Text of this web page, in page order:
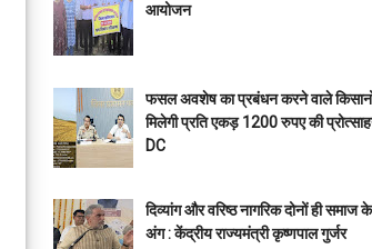
आयोजन
फसल अवशेष का प्रबंधन करने वाले
मिलेगी प्रति एकड़ 1200 रुपए की
DC
दिव्यांग और वरिष्ठ नागरिक दोनों ही समाज
अंग : केंद्रीय राज्यमंत्री कृष्णपाल गुर्जर